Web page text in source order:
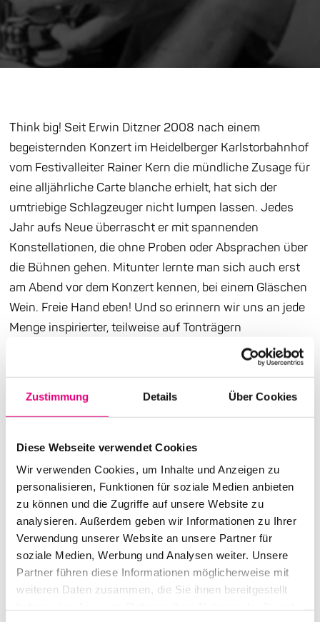
Zustimmung Details Über Cookies
Diese Webseite verwendet Cookies
Wir verwenden Cookies, um Inhalte und Anzeigen zu
personalisieren, Funktionen für soziale Medien anbieten
zu können und die Zugriffe auf unsere Website zu
analysieren. Außerdem geben wir Informationen zu Ihrer
Verwendung unserer Website an unsere Partner für
soziale Medien, Werbung und Analysen weiter. Unsere
Partner führen diese Informationen möglicherweise mit
weiteren Daten zusammen, die Sie ihnen bereitgestellt
Think big! Seit Erwin Ditzner 2008 nach einem
begeisternden Konzert im Heidelberger Karlstorbahnhof
vom Festivalleiter Rainer Kern die mündliche Zusage für
eine alljährliche Carte blanche erhielt, hat sich der
umtriebige Schlagzeuger nicht lumpen lassen. Jedes
Jahr aufs Neue überrascht er mit spannenden
Konstellationen, die ohne Proben oder Absprachen über
die Bühnen gehen. Mitunter lernte man sich auch erst
am Abend vor dem Konzert kennen, bei einem Gläschen
Wein. Freie Hand eben! Und so erinnern wir uns an jede
Menge inspirierter, teilweise auf Tonträgern
dokumentierter Begegnungen mit u.a. Marilyn Crispell,
Aki Takase, Alexander von Schlippenbach, Conny Bauer,
Christopher Dell, Jeff Parker, Luc Ex, Chris Jarrett oder
– öfter mal – Sebastian Gramss. Was jedoch sämtliche
vier Musiker:innen auf der Bühne. Insofern ist nicht nur
die Allstar-Band von 2022 eine kleine Sensation,
sondern auch die Tatsache, dass es sich um ein Sextett
handelt. So viele dabei, man könnte meinen, es handle
sich um ein Orchester. Zwinker, zwinker! Ein Orchester
mit zwei Unbekannten, denn mit Achim Kaufmann und
Fabian Dudek hat Erwin Ditzner noch nie gespielt,
während bei dem Konzert, das die Carte blanche
seinerzeit initiierte, Rudi Mahall und Sebastian Gramss